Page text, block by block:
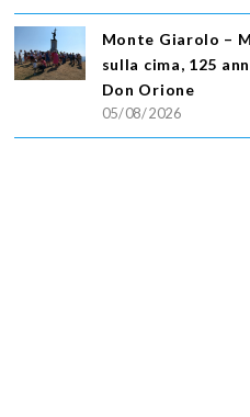
Monte Giarolo –
sulla cima, 125
Don Orione
05/08/2026